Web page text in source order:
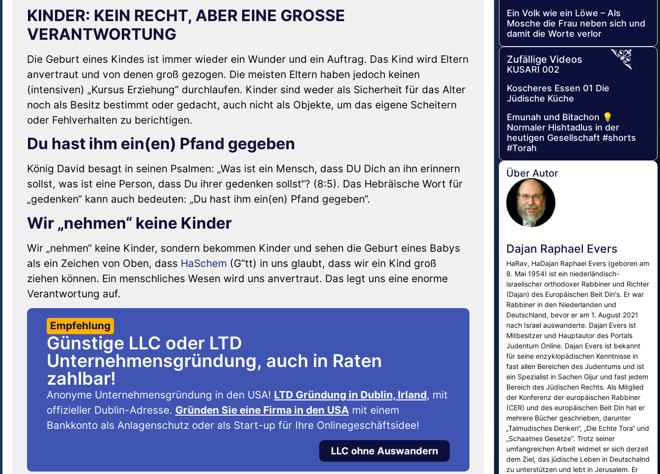
KINDER: KEIN RECHT, ABER EINE GROSSE
VERANTWORTUNG
Die Geburt eines Kindes ist immer wieder ein Wunder und ein Auftrag. Das Kind wird Eltern
anvertraut und von denen groß gezogen. Die meisten Eltern haben jedoch keinen
(intensiven) „Kursus Erziehung“ durchlaufen. Kinder sind weder als Sicherheit für das Alter
noch als Besitz bestimmt oder gedacht, auch nicht als Objekte, um das eigene Scheitern
oder Fehlverhalten zu berichtigen.
Du hast ihm ein(en) Pfand gegeben
König David besagt in seinen Psalmen: „Was ist ein Mensch, dass DU Dich an ihn erinnern
sollst, was ist eine Person, dass Du ihrer gedenken sollst“? (8:5). Das Hebräische Wort für
„gedenken“ kann auch bedeuten: „Du hast ihm ein(en) Pfand gegeben“.
Wir „nehmen“ keine Kinder
Wir „nehmen“ keine Kinder, sondern bekommen Kinder und sehen die Geburt eines Babys
als ein Zeichen von Oben, dass HaSchem (G“tt) in uns glaubt, dass wir ein Kind groß
ziehen können. Ein menschliches Wesen wird uns anvertraut. Das legt uns eine enorme
Verantwortung auf.
Empfehlung
Günstige LLC oder LTD
Unternehmensgründung, auch in Raten
zahlbar!
Anonyme Unternehmensgründung in den USA! LTD Gründung in Dublin, Irland, mit
offizieller Dublin-Adresse. Gründen Sie eine Firma in den USA mit einem
Bankkonto als Anlagenschutz oder als Start-up für Ihre Onlinegeschäftsidee!
LLC ohne Auswandern
Ein Volk wie ein Löwe – Als
Mosche die Frau neben sich und
damit die Worte verlor
Zufällige Videos
KUSARI 002
Koscheres Essen 01 Die
Jüdische Küche
Emunah und Bitachon 💡
Normaler Hishtadlus in der
heutigen Gesellschaft #shorts
#Torah
Über Autor
Dajan Raphael Evers
HaRav, HaDajan Raphael Evers (geboren am
8. Mai 1954) ist ein niederländisch-
israelischer orthodoxer Rabbiner und Richter
(Dajan) des Europäischen Beit Din's. Er war
Rabbiner in den Niederlanden und
Deutschland, bevor er am 1. August 2021
nach Israel auswanderte. Dajan Evers ist
Mitbesitzer und Hauptautor des Portals
Judentum Online. Dajan Evers ist bekannt
für seine enzyklopädischen Kenntnisse in
fast allen Bereichen des Judentums und ist
ein Spezialist in Sachen Gijur und fast jedem
Bereich des Jüdischen Rechts. Als Mitglied
der Konferenz der europäischen Rabbiner
(CER) und des europäischen Beit Din hat er
mehrere Bücher geschrieben, darunter
„Talmudisches Denken“, „Die Echte Tora“ und
„Schaatnes Gesetze“. Trotz seiner
umfangreichen Arbeit widmet er sich derzeit
dem Ziel, das jüdische Leben in Deutschalnd
zu unterstützen und lebt in Jerusalem. Er